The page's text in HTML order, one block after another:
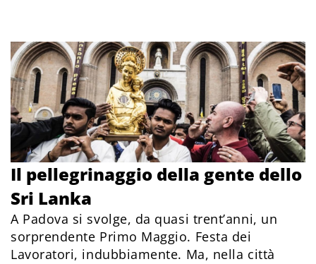
Il pellegrinaggio della gente dello
Sri Lanka
A Padova si svolge, da quasi trent’anni, un
sorprendente Primo Maggio. Festa dei
Lavoratori, indubbiamente. Ma, nella città